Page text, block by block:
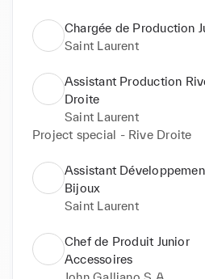
Chargée de Production
Saint Laurent
Assistant Production
Droite
Saint Laurent
Project special - Rive Droite
Assistant
Bijoux
Saint Laurent
Chef de Produit Junior
Accessoires